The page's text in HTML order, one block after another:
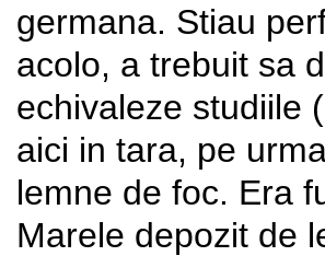
germana. Stiau
acolo, a trebuit sa
echivaleze studiile
aici in tara, pe
lemne de foc. Era
Marele depozit de